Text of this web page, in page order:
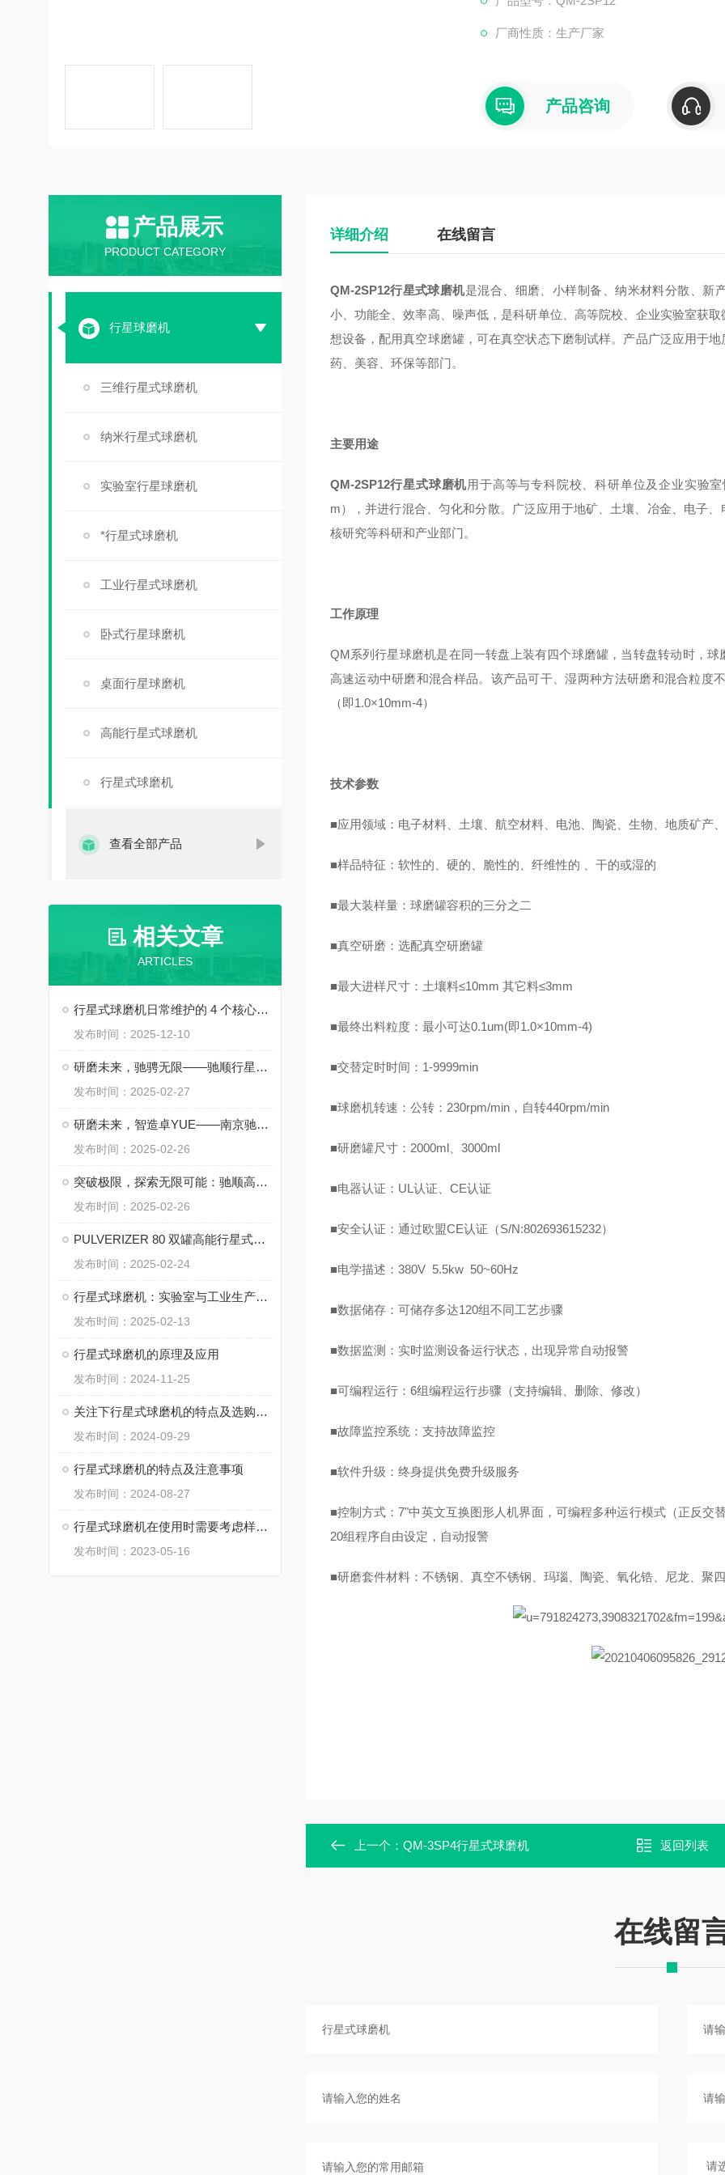
厂商性质：生产厂家
产品咨询
产品展示
PRODUCT CATEGORY
行星球磨机
三维行星式球磨机
纳米行星式球磨机
实验室行星球磨机
*行星式球磨机
工业行星式球磨机
卧式行星球磨机
桌面行星球磨机
高能行星式球磨机
行星式球磨机
查看全部产品
相关文章
ARTICLES
行星式球磨机日常维护的 4 个核心要点
发布时间：2025-12-10
研磨未来，驰骋无限——驰顺行星式球磨机，助您攀登科研高峰
发布时间：2025-02-27
研磨未来，智造卓YUE——南京驰顺QM-3SP2行星式球磨机，粉体制备新时代
发布时间：2025-02-26
突破极限，探索无限可能：驰顺高能行星球磨机，您理想的纳米材料制备利器
发布时间：2025-02-26
PULVERIZER 80 双罐高能行星式球磨机：材料精细研磨新纪元
发布时间：2025-02-24
行星式球磨机：实验室与工业生产的“高效研磨利器”
发布时间：2025-02-13
行星式球磨机的原理及应用
发布时间：2024-11-25
关注下行星式球磨机的特点及选购建议
发布时间：2024-09-29
行星式球磨机的特点及注意事项
发布时间：2024-08-27
行星式球磨机在使用时需要考虑样品的哪些特性？
发布时间：2023-05-16
详细介绍 在线留言
QM-2SP12行星式球磨机是混合、细磨、小样制备、纳米材料分散、新
小、功能全、效率高、噪声低，是科研单位、高等院校、企业实验室获
想设备，配用真空球磨罐，可在真空状态下磨制试样。产品广泛应用于
药、美容、环保等部门。
主要用途
QM-2SP12行星式球磨机用于高等与专科院校、科研单位及企业实验
m），并进行混合、匀化和分散。广泛应用于地矿、土壤、冶金、电子
核研究等科研和产业部门。
工作原理
QM系列行星球磨机是在同一转盘上装有四个球磨罐，当转盘转动时，
高速运动中研磨和混合样品。该产品可干、湿两种方法研磨和混合粒度
（即1.0×10mm-4）
技术参数
■应用领域：电子材料、土壤、航空材料、电池、陶瓷、生物、地质矿产
■样品特征：软性的、硬的、脆性的、纤维性的 、干的或湿的
■最大装样量：球磨罐容积的三分之二
■真空研磨：选配真空研磨罐
■最大进样尺寸：土壤料≤10mm 其它料≤3mm
■最终出料粒度：最小可达0.1um(即1.0×10mm-4)
■交替定时时间： 1-9999min
■球磨机转速：公转： 230rpm/min，自转440rpm/min
■研磨罐尺寸： 2000ml、 3000ml
■电器认证： UL 认证、 CE认证
■安全认证：通过欧盟CE认证（S/N:802693615232）
■电学描述： 380V 5.5kw 50~60Hz
■数据储存：可储存多达120组不同工艺步骤
■数据监测：实时监测设备运行状态，出现异常自动报警
■可编程运行： 6组编程运行步骤（支持编辑、删除、修改）
■故障监控系统：支持故障监控
■软件升级：终身提供免费升级服务
■控制方式：7"中英文互换图形人机界面，可编程多种运行模式（正反交
20组程序自由设定，自动报警
■研磨套件材料：不锈钢、真空不锈钢、玛瑙、陶瓷、氧化锆、尼龙、聚
上一个： QM-3SP4行星式球磨机 返回列表
在线留